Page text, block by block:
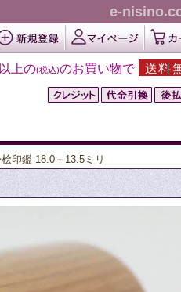
e-
上の(税込)のお買い物で 送料
印鑑 18.0＋13.5ミリ